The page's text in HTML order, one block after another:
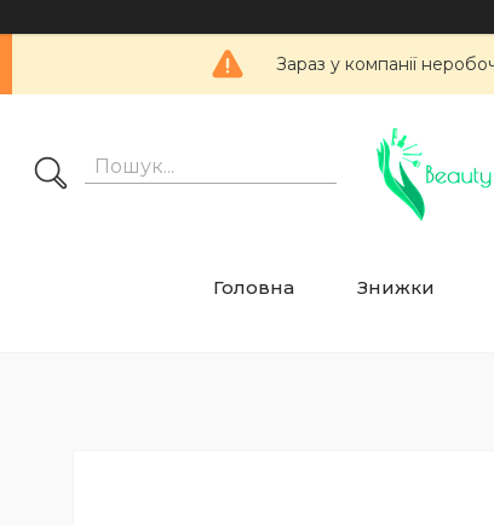
Зараз у компанії
Головна Знижки